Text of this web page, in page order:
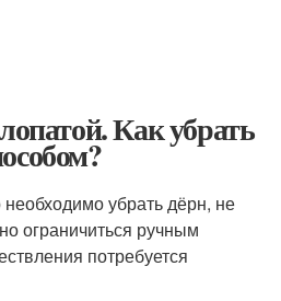
Как убрать
необходимо убрать дёрн, не
ограничиться ручным
потребуется